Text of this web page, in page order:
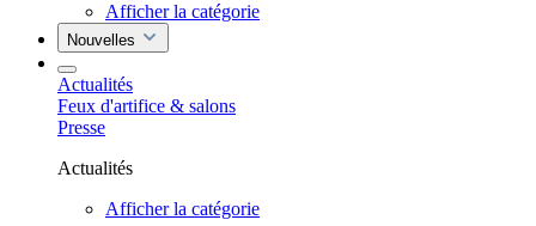
Afficher la catégorie
Nouvelles
Actualités
Feux d'artifice & salons
Presse
Actualités
Afficher la catégorie